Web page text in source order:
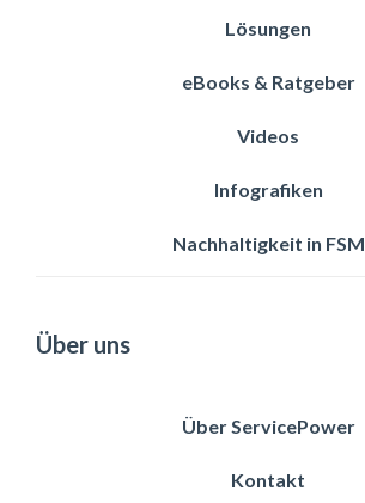
Lösungen
eBooks & Ratgeber
Videos
Infografiken
Nachhaltigkeit in FSM
Über uns
Über ServicePower
Kontakt